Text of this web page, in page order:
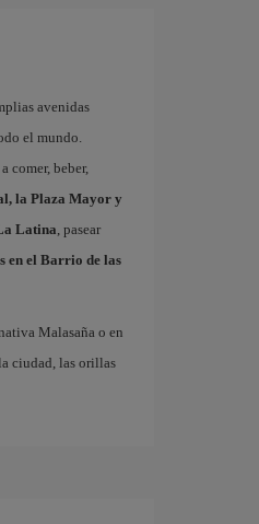
avenidas
el mundo.
comer, beber,
la Plaza Mayor y
Latina, pasear
en el Barrio de las
Malasaña o en
ciudad, las orillas